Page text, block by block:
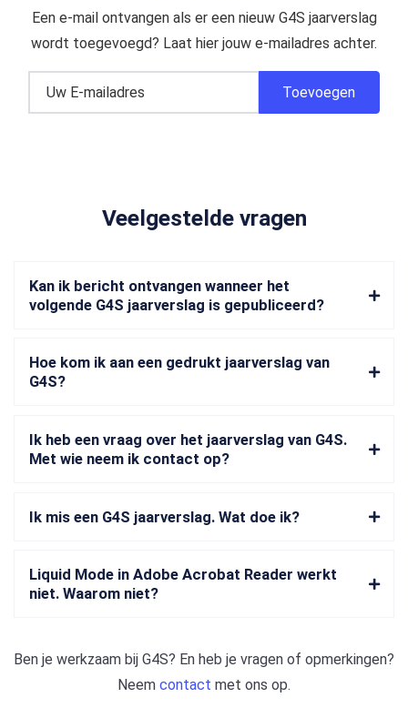
Een e-mail ontvangen als er een nieuw G4S jaarverslag
wordt toegevoegd? Laat hier jouw e-mailadres achter.
Veelgestelde vragen
Kan ik bericht ontvangen wanneer het
volgende G4S jaarverslag is gepubliceerd?
Hoe kom ik aan een gedrukt jaarverslag van
G4S?
Ik heb een vraag over het jaarverslag van G4S.
Met wie neem ik contact op?
Ik mis een G4S jaarverslag. Wat doe ik?
Liquid Mode in Adobe Acrobat Reader werkt
niet. Waarom niet?
Ben je werkzaam bij G4S? En heb je vragen of opmerkingen?
Neem contact met ons op.